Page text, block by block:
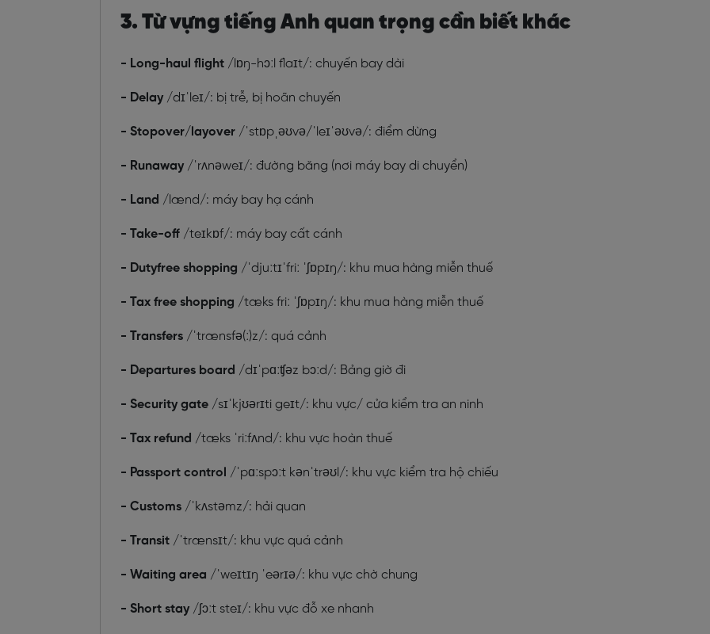
3. Từ vựng tiếng Anh quan trọng cần biết khác
- Long-haul flight / lɒŋ-hɔːl flaɪt/: chuyến bay dài
- Delay /dɪˈleɪ/: bị trễ, bị hoãn chuyến
- Stopover/layover /ˈstɒpˌəʊvə/ˈleɪˈəʊvə/: điểm dừng
- Runaway /ˈrʌnəweɪ/: đường băng (nơi máy bay di chuyển)
- Land / lænd/: máy bay hạ cánh
- Take-off /teɪkɒf/: máy bay cất cánh
- Dutyfree shopping /ˈdjuːtɪˈfriː ˈʃɒpɪŋ/: khu mua hàng miễn thuế
- Tax free shopping /tæks friː ˈʃɒpɪŋ/: khu mua hàng miễn thuế
- Transfers /ˈtrænsfə(ː)z/: quá cảnh
- Departures board /dɪˈpɑːʧəz bɔːd/: Bảng giờ đi
- Security gate /sɪˈkjʊərɪti geɪt/: khu vực/ cửa kiểm tra an ninh
- Tax refund /tæks ˈriːfʌnd/: khu vực hoàn thuế
- Passport control /ˈpɑːspɔːt kənˈtrəʊl/: khu vực kiểm tra hộ chiếu
- Customs /ˈkʌstəmz/: hải quan
- Transit /ˈtrænsɪt/: khu vực quá cảnh
- Waiting area /ˈweɪtɪŋ ˈeərɪə/: khu vực chờ chung
- Short stay /ʃɔːt steɪ/: khu vực đỗ xe nhanh